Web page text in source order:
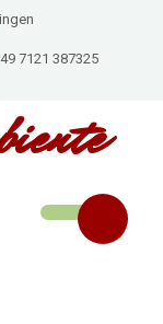
7121 387325